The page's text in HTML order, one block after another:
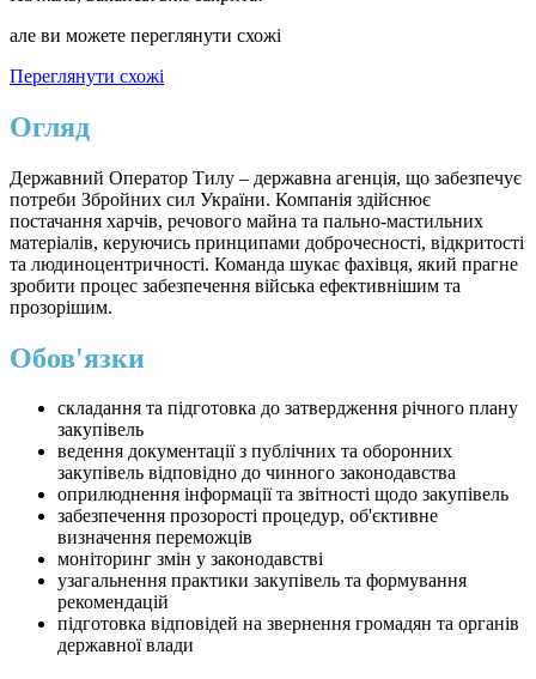
але ви можете переглянути схожі
Переглянути схожі
Огляд
Державний Оператор Тилу – державна агенція, що забезпечує
потреби Збройних сил України. Компанія здійснює
постачання харчів, речового майна та пально-мастильних
матеріалів, керуючись принципами доброчесності, відкритості
та людиноцентричності. Команда шукає фахівця, який прагне
зробити процес забезпечення війська ефективнішим та
прозорішим.
Обов'язки
складання та підготовка до затвердження річного плану
закупівель
ведення документації з публічних та оборонних
закупівель відповідно до чинного законодавства
оприлюднення інформації та звітності щодо закупівель
забезпечення прозорості процедур, об'єктивне
визначення переможців
моніторинг змін у законодавстві
узагальнення практики закупівель та формування
рекомендацій
підготовка відповідей на звернення громадян та органів
державної влади